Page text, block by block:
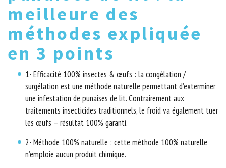
meilleure des
méthodes expliquée
en 3 points
1- Efficacité 100% insectes & œufs : la congélation /
surgélation est une méthode naturelle permettant d’exterminer
une infestation de punaises de lit. Contrairement aux
traitements insecticides traditionnels, le froid va également tuer
les œufs – résultat 100% garanti.
2- Méthode 100% naturelle : cette méthode 100% naturelle
n’emploie aucun produit chimique.